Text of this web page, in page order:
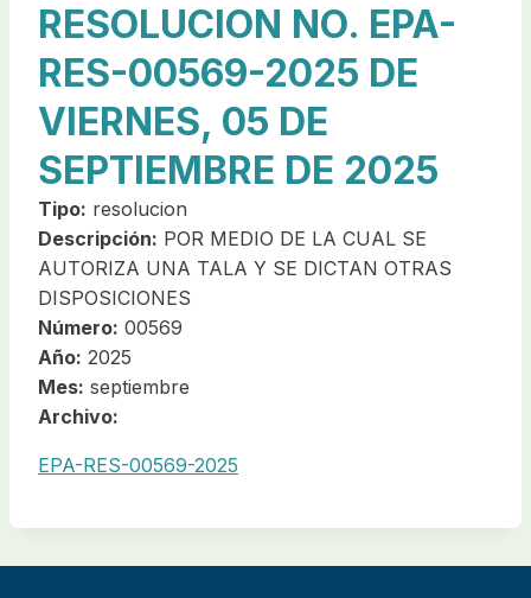
RESOLUCION NO. EPA-
RES-00569-2025 DE
VIERNES, 05 DE
SEPTIEMBRE DE 2025
Tipo: resolucion
Descripción: POR MEDIO DE LA CUAL SE
AUTORIZA UNA TALA Y SE DICTAN OTRAS
DISPOSICIONES
Número: 00569
Año: 2025
Mes: septiembre
Archivo:
EPA-RES-00569-2025